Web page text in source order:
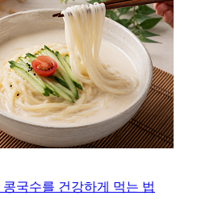
콩국수를 건강하게 먹는 법